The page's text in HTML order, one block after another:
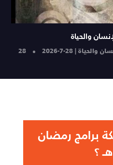
في الدراما والأدب
برامج رمضان